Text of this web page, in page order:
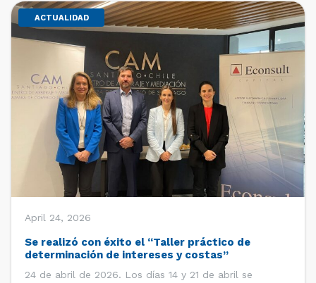
ACTUALIDAD
April 24, 2026
Se realizó con éxito el “Taller práctico de
determinación de intereses y costas”
24 de abril de 2026. Los días 14 y 21 de abril se